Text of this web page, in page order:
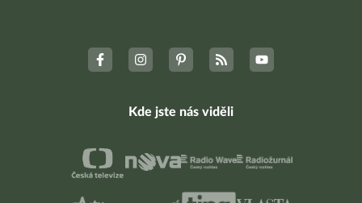
Kde jste nás viděli